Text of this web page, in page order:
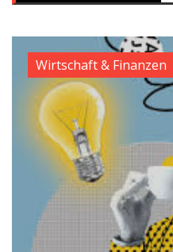
Wirtschaft & Finanzen